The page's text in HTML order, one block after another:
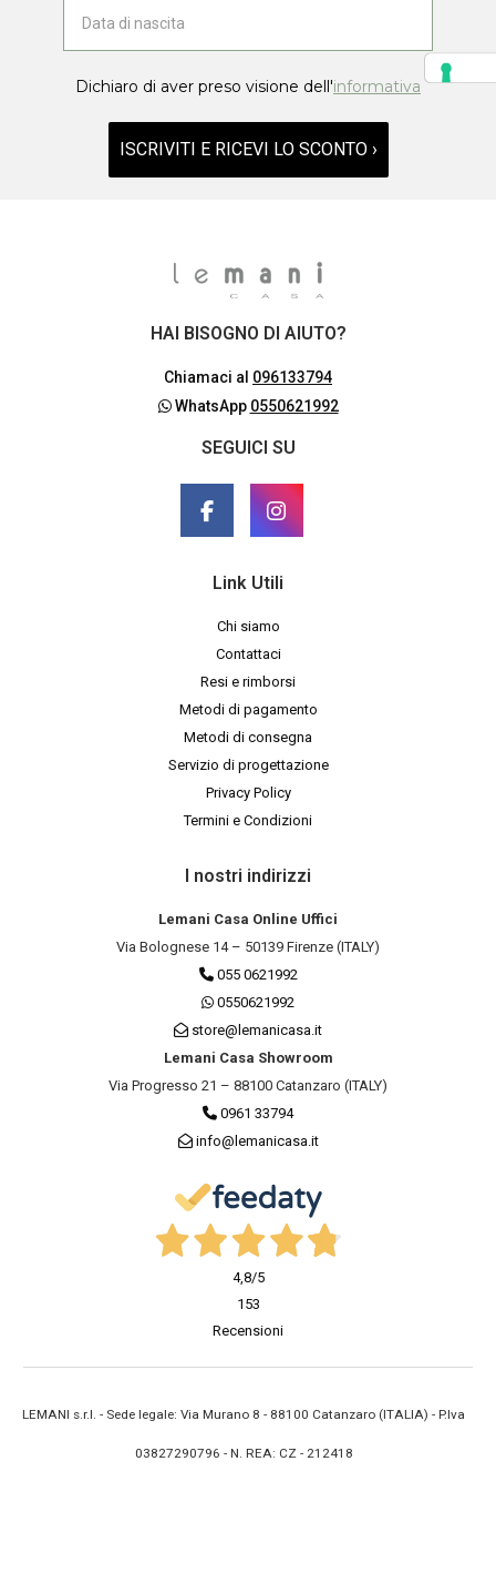
Dichiaro di aver preso visione dell'informativa
ISCRIVITI E RICEVI LO SCONTO ›
HAI BISOGNO DI AIUTO?
Chiamaci al 096133794
WhatsApp 0550621992
SEGUICI SU
Link Utili
Chi siamo
Contattaci
Resi e rimborsi
Metodi di pagamento
Metodi di consegna
Servizio di progettazione
Privacy Policy
Termini e Condizioni
I nostri indirizzi
Lemani Casa Online Uffici
Via Bolognese 14 – 50139 Firenze (ITALY)
055 0621992
0550621992
store@lemanicasa.it
Lemani Casa Showroom
Via Progresso 21 – 88100 Catanzaro (ITALY)
0961 33794
info@lemanicasa.it
4,8/5
153
Recensioni
LEMANI s.r.l. - Sede legale: Via Murano 8 - 88100 Catanzaro (ITALIA) - P.Iva
03827290796 - N. REA: CZ - 212418